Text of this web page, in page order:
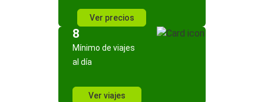
Ver precios
8
Mínimo de viajes
al día
Ver viajes